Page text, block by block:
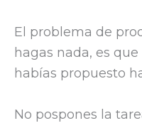
El problema de
hagas nada, es
habías propuesto
No pospones la